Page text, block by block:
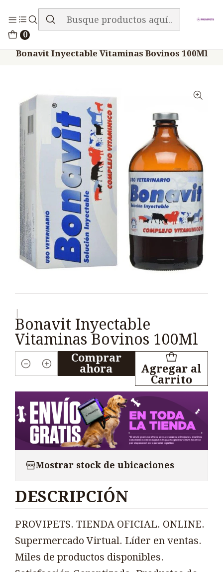
0
ENVIO GRATIS EN TODA LA TIENDA
Bonavit Inyectable Vitaminas Bovinos 100Ml
Bonavit Inyectable
Vitaminas Bovinos 100Ml
Cantidad
Agregar al
Carrito
Comprar
ahora
Mostrar stock de ubicaciones
DESCRIPCIÓN
PROVIPETS. TIENDA OFICIAL. ONLINE.
Supermercado Virtual. Líder en ventas.
Miles de productos disponibles.